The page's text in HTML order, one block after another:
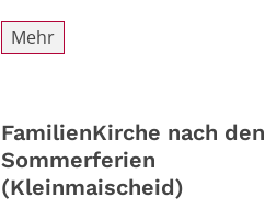
Mehr
FamilienKirche nach den
Sommerferien
(Kleinmaischeid)